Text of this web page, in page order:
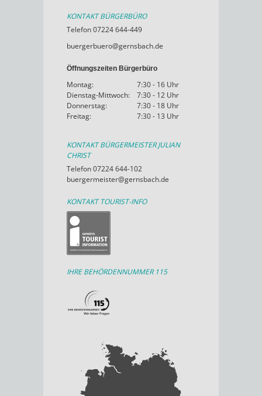
KONTAKT BÜRGERBÜRO
Telefon 07224 644-449
buergerbuero@gernsbach.de
Öffnungszeiten Bürgerbüro
Montag:
7:30 - 16 Uhr
Dienstag-Mittwoch:
7:30 - 12 Uhr
Donnerstag:
7:30 - 18 Uhr
Freitag:
7:30 - 13 Uhr
KONTAKT BÜRGERMEISTER JULIAN
CHRIST
Telefon 07224 644-102
buergermeister@gernsbach.de
KONTAKT TOURIST-INFO
IHRE BEHÖRDENNUMMER 115